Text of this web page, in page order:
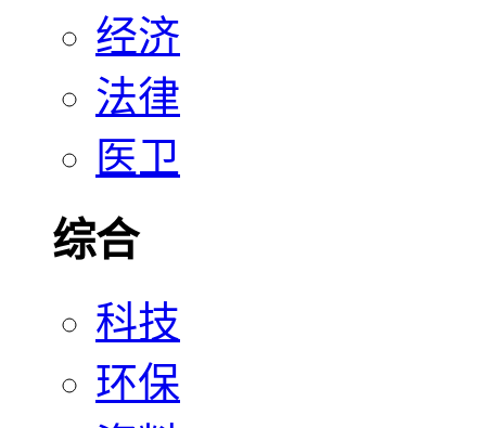
经济
法律
医卫
综合
科技
环保